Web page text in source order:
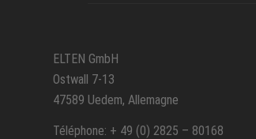
ELTEN GmbH
Ostwall 7-13
47589 Uedem, Allemagne
Téléphone: + 49 (0) 2825 – 80168